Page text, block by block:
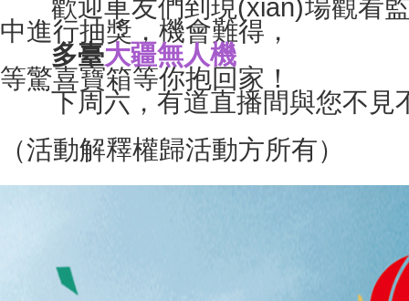
歡迎車友們到現(xiàn)場觀看監
中進行抽獎，機會難得，
多臺大疆無人機
等驚喜寶箱等你抱回家！
下周六，有道直播間與您不見不散
（活動解釋權歸活動方所有）